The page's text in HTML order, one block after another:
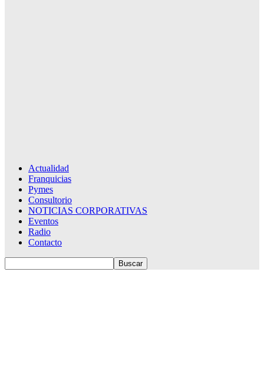
Actualidad
Franquicias
Pymes
Consultorio
NOTICIAS CORPORATIVAS
Eventos
Radio
Contacto